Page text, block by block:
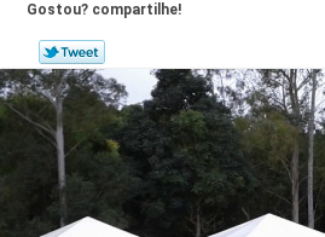
Gostou? compartilhe!